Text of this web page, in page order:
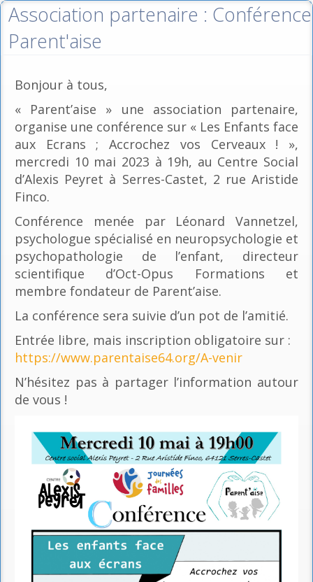
Association partenaire : Conférence
Parent'aise
Bonjour à tous,
« Parent’aise » une association partenaire,
organise une conférence sur « Les Enfants face
aux Ecrans ; Accrochez vos Cerveaux ! »,
mercredi 10 mai 2023 à 19h, au Centre Social
d’Alexis Peyret à Serres-Castet, 2 rue Aristide
Finco.
Conférence menée par Léonard Vannetzel,
psychologue spécialisé en neuropsychologie et
psychopathologie de l’enfant, directeur
scientifique d’Oct-Opus Formations et
membre fondateur de Parent’aise.
La conférence sera suivie d’un pot de l’amitié.
Entrée libre, mais inscription obligatoire sur :
https://www.parentaise64.org/A-venir
N’hésitez pas à partager l’information autour
de vous !